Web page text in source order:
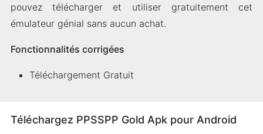
pouvez télécharger et utiliser gratuitement cet
émulateur génial sans aucun achat.
Fonctionnalités corrigées
Téléchargement Gratuit
Téléchargez PPSSPP Gold Apk pour Android